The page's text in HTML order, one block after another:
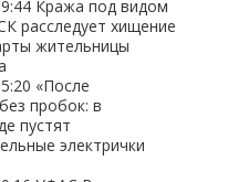
Кража под видом
расследует хищение
жительницы
«После
пробок: в
пустят
электрички